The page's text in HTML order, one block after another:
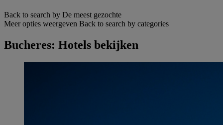
Back to search by De meest gezochte
Meer opties weergeven Back to search by categories
Bucheres: Hotels bekijken